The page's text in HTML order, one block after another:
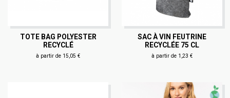
TOTE BAG POLYESTER
RECYCLÉ
à partir de 15,05 €
SAC À VIN FEUTRINE
RECYCLÉE 75 CL
à partir de 1,23 €